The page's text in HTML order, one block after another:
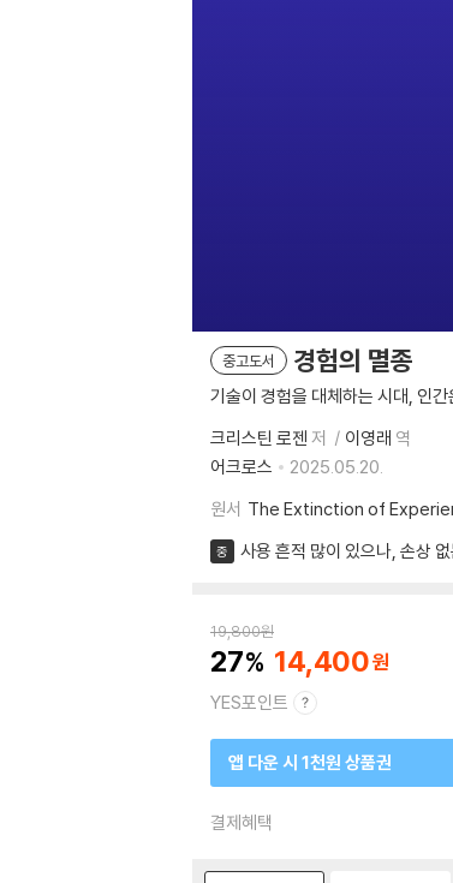
중고도서 경험의 멸종
기술이 경험을 대체하는 시대, 인
크리스틴 로젠 저 이영래 역
어크로스
2025.05.20.
원서 The Extinction of
중 사용 흔적 많이 있으나, 손상
19,800원
27 14,400
YES포인트
앱 다운 시 1천원 상품권
결제혜택